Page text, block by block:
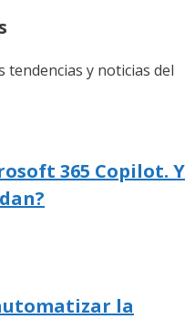
tendencias y noticias del
365 Copilot. Y
la